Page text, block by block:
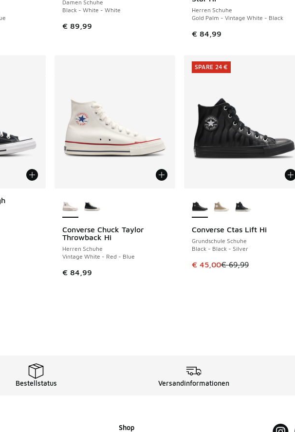
Damen Schuhe
Black - White - White
€ 89,99
Herren Schuhe
Gold Palm - Vintage White - Black
€ 84,99
Sale. Der Preis ist von € 74,99 auf € 50,00 gefallen
Converse Chuck Taylor
Throwback Hi
Herren Schuhe
Vintage White - Red - Blue
€ 84,99
Converse Ctas Lift Hi
Grundschule Schuhe
Black - Black - Silver
Dieser Artikel ist im Sale.
€ 45,00€ 69,99
SPARE 24 €
SPARE 24 €
Bestellstatus Versandinformationen
Shop